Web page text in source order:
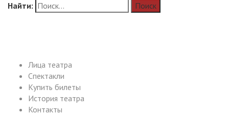
Найти:
Лица театра
Спектакли
Купить билеты
История театра
Контакты